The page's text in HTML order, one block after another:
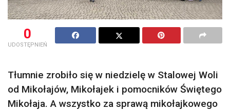
0
UDOSTĘPNIEŃ
Tłumnie zrobiło się w niedzielę w Stalowej Woli
od Mikołajów, Mikołajek i pomocników Świętego
Mikołaja. A wszystko za sprawą mikołajkowego